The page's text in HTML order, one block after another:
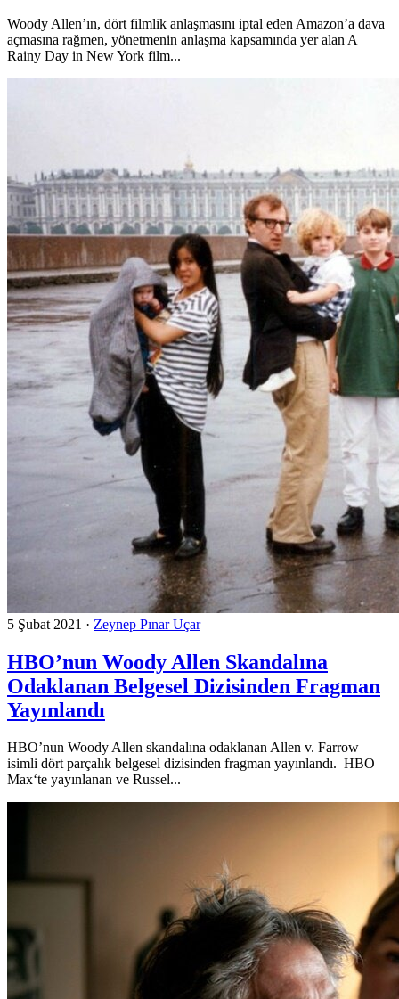
Woody Allen’ın, dört filmlik anlaşmasını iptal eden Amazon’a dava
açmasına rağmen, yönetmenin anlaşma kapsamında yer alan A
Rainy Day in New York film...
5 Şubat 2021 · Zeynep Pınar Uçar
HBO’nun Woody Allen Skandalına
Odaklanan Belgesel Dizisinden Fragman
Yayınlandı
HBO’nun Woody Allen skandalına odaklanan Allen v. Farrow
isimli dört parçalık belgesel dizisinden fragman yayınlandı. HBO
Max‘te yayınlanan ve Russel...